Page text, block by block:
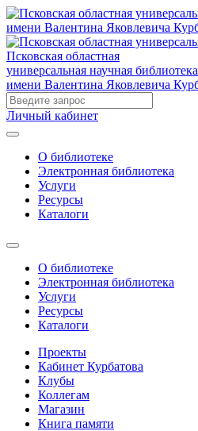
Псковская областная
универсальная научная библиотека
имени Валентина Яковлевича
Личный кабинет
О библиотеке
Электронная библиотека
Услуги
Ресурсы
Каталоги
О библиотеке
Электронная библиотека
Услуги
Ресурсы
Каталоги
Проекты
Кабинет Курбатова
Клубы
Коллегам
Магазин
Книга памяти